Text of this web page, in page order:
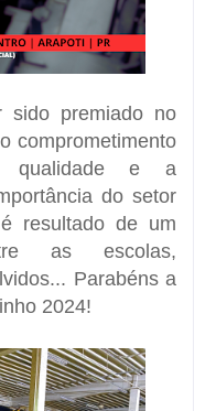
sido premiado no
comprometimento
qualidade e a
do setor
resultado de um
as escolas,
Parabéns a
2024!